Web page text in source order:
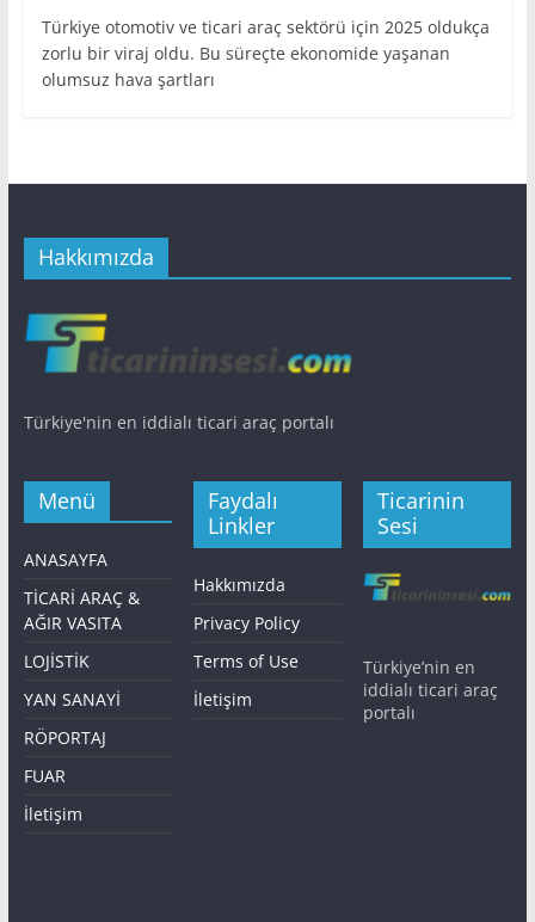
Türkiye otomotiv ve ticari araç sektörü için 2025 oldukça
zorlu bir viraj oldu. Bu süreçte ekonomide yaşanan
olumsuz hava şartları
Hakkımızda
Türkiye'nin en iddialı ticari araç portalı
Menü
ANASAYFA
TİCARİ ARAÇ &
AĞIR VASITA
LOJİSTİK
YAN SANAYİ
RÖPORTAJ
FUAR
İletişim
Faydalı
Linkler
Hakkımızda
Privacy Policy
Terms of Use
İletişim
Ticarinin
Sesi
Türkiye’nin en
iddialı ticari araç
portalı